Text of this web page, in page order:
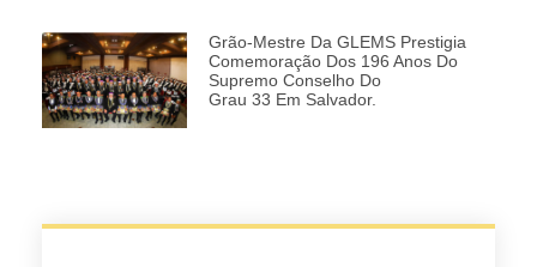
Grão-Mestre Da GLEMS Prestigia
Comemoração Dos 196 Anos Do
Supremo Conselho Do
Grau 33 Em Salvador.